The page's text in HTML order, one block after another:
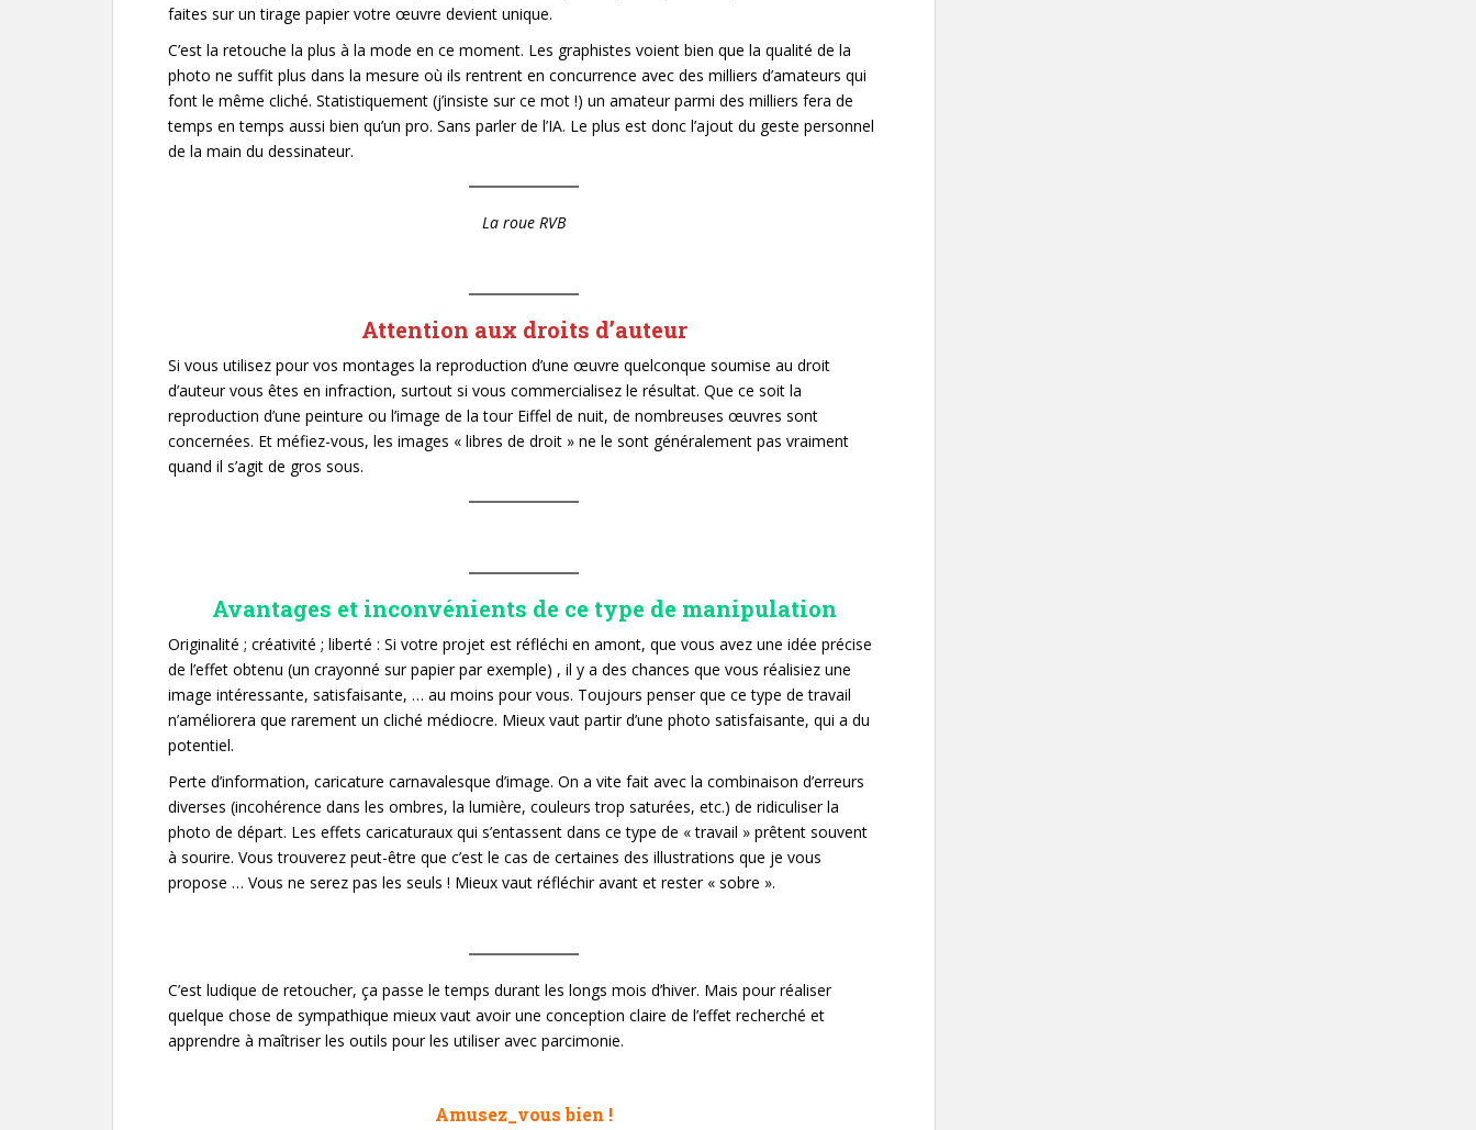
faites sur un tirage papier votre œuvre devient unique.
C’est la retouche la plus à la mode en ce moment. Les graphistes voient bien que la qualité de la
photo ne suffit plus dans la mesure où ils rentrent en concurrence avec des milliers d’amateurs qui
font le même cliché. Statistiquement (j’insiste sur ce mot !) un amateur parmi des milliers fera de
temps en temps aussi bien qu’un pro. Sans parler de l’IA. Le plus est donc l’ajout du geste personnel
de la main du dessinateur.
La roue RVB
Attention aux droits d’auteur
Si vous utilisez pour vos montages la reproduction d’une œuvre quelconque soumise au droit
d’auteur vous êtes en infraction, surtout si vous commercialisez le résultat. Que ce soit la
reproduction d’une peinture ou l’image de la tour Eiffel de nuit, de nombreuses œuvres sont
concernées. Et méfiez-vous, les images « libres de droit » ne le sont généralement pas vraiment
quand il s’agit de gros sous.
Avantages et inconvénients de ce type de manipulation
Originalité ; créativité ; liberté : Si votre projet est réfléchi en amont, que vous avez une idée précise
de l’effet obtenu (un crayonné sur papier par exemple) , il y a des chances que vous réalisiez une
image intéressante, satisfaisante, … au moins pour vous. Toujours penser que ce type de travail
n’améliorera que rarement un cliché médiocre. Mieux vaut partir d’une photo satisfaisante, qui a du
potentiel.
Perte d’information, caricature carnavalesque d’image. On a vite fait avec la combinaison d’erreurs
diverses (incohérence dans les ombres, la lumière, couleurs trop saturées, etc.) de ridiculiser la
photo de départ. Les effets caricaturaux qui s’entassent dans ce type de « travail » prêtent souvent
à sourire. Vous trouverez peut-être que c’est le cas de certaines des illustrations que je vous
propose … Vous ne serez pas les seuls ! Mieux vaut réfléchir avant et rester « sobre ».
C’est ludique de retoucher, ça passe le temps durant les longs mois d’hiver. Mais pour réaliser
quelque chose de sympathique mieux vaut avoir une conception claire de l’effet recherché et
apprendre à maîtriser les outils pour les utiliser avec parcimonie.
Amusez_vous bien !